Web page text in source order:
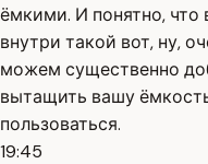
ёмкими. И понятно, что
внутри такой вот, ну,
можем существенно
вытащить вашу
пользоваться.
19:45